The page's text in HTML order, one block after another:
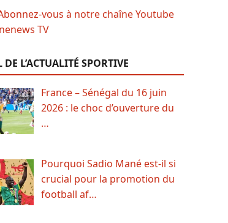
DE L’ACTUALITÉ SPORTIVE
France – Sénégal du 16 juin
2026 : le choc d’ouverture du
…
Pourquoi Sadio Mané est-il si
crucial pour la promotion du
football af…